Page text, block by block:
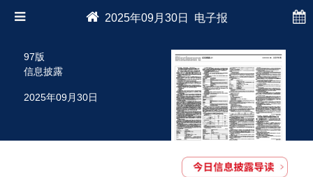
2025年09月30日 电子报
97版
信息披露
2025年09月30日